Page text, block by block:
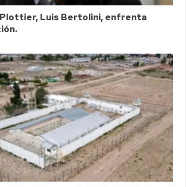
Luis Bertolini, enfrenta